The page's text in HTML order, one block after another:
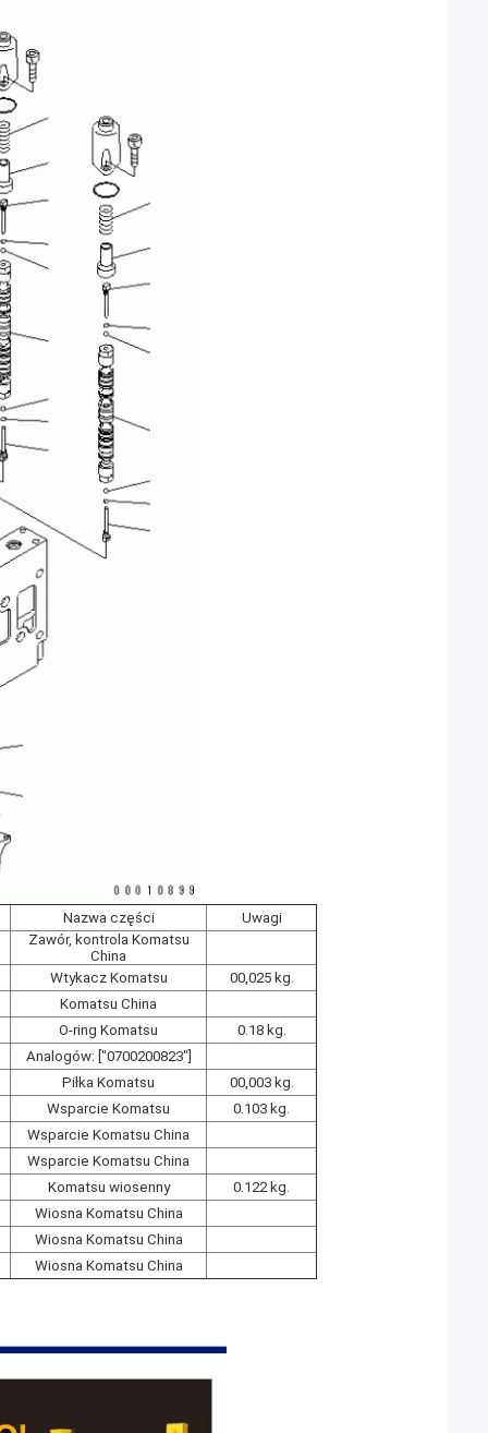
Nazwa części
Uwagi
Zawór, kontrola Komatsu
China
Wtykacz Komatsu
00,025 kg.
Komatsu China
O-ring Komatsu
0.18 kg.
Analogów: ["0700200823"]
Piłka Komatsu
00,003 kg.
Wsparcie Komatsu
0.103 kg.
Wsparcie Komatsu China
Wsparcie Komatsu China
Komatsu wiosenny
0.122 kg.
Wiosna Komatsu China
Wiosna Komatsu China
Wiosna Komatsu China